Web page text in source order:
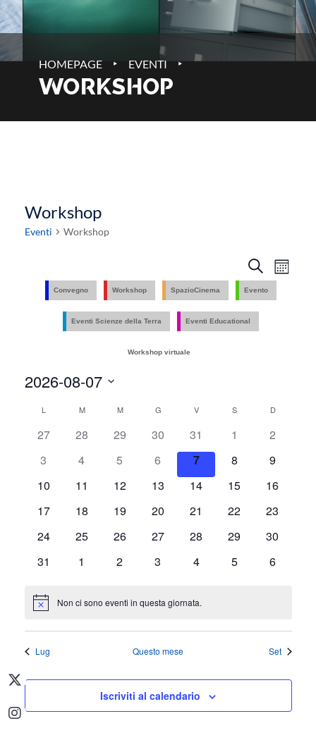
HOMEPAGE ‣ EVENTI ‣
WORKSHOP
Workshop
Eventi Workshop
Eventi
e
Cerca
Mese
Convegno Workshop SpazioCinema Evento
Eventi Scienze della Terra Eventi Educational
Workshop virtuale
2026-08-07
data.
Calendario
di
Eventi
L MMARTEDÌMMERCOLEDÌ
G GIOVEDÌVVENERDÌSSABATO D
27 28 29 30 31 1
2
3
4 5 6 7 8
9
10
11 12 13 14 15
16
17
18 19 20 21 22
23
24
25 26 27 28 29
30
31
1 2 3 4 5 6
Notice Non ci sono eventi in questa giornata.
Lug Questo mese Set
Iscriviti al calendario